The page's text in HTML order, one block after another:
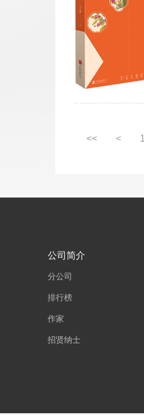
<< < 1
公司简介
分公司
排行榜
作家
招贤纳士